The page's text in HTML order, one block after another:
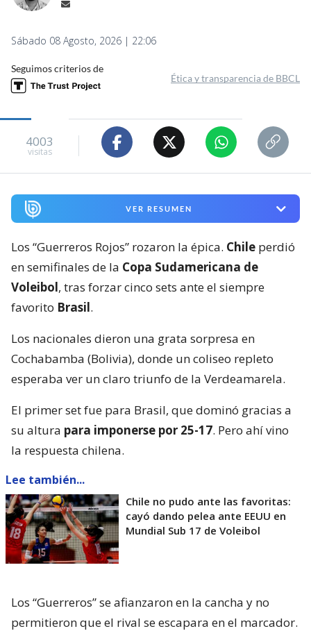
Sábado 08 Agosto, 2026 | 22:06
Seguimos criterios de
Ética y transparencia de BBCL
4003
visitas
VER RESUMEN
Los “Guerreros Rojos” rozaron la épica. Chile perdió
en semifinales de la Copa Sudamericana de
Voleibol, tras forzar cinco sets ante el siempre
favorito Brasil.
Los nacionales dieron una grata sorpresa en
Cochabamba (Bolivia), donde un coliseo repleto
esperaba ver un claro triunfo de la Verdeamarela.
El primer set fue para Brasil, que dominó gracias a
su altura para imponerse por 25-17. Pero ahí vino
la respuesta chilena.
Lee también...
Chile no pudo ante las favoritas:
cayó dando pelea ante EEUU en
Mundial Sub 17 de Voleibol
Los “Guerreros” se afianzaron en la cancha y no
permitieron que el rival se escapara en el marcador.